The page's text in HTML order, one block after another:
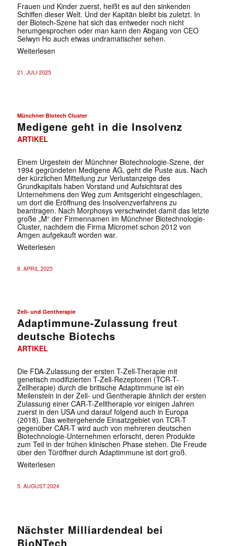
Frauen und Kinder zuerst, heißt es auf den sinkenden
Schiffen dieser Welt. Und der Kapitän bleibt bis zuletzt. In
der Biotech-Szene hat sich das entweder noch nicht
herumgesprochen oder man kann den Abgang von CEO
Selwyn Ho auch etwas undramatischer sehen.
Weiterlesen
21. JULI 2025
Münchner Biotech Cluster
Medigene geht in die Insolvenz
ARTIKEL
Einem Urgestein der Münchner Biotechnologie-Szene, der
1994 gegründeten Medigene AG, geht die Puste aus. Nach
der kürzlichen Mitteilung zur Verlustanzeige des
Grundkapitals haben Vorstand und Aufsichtsrat des
Unternehmens den Weg zum Amtsgericht eingeschlagen,
um dort die Eröffnung des Insolvenzverfahrens zu
beantragen. Nach Morphosys verschwindet damit das letzte
große „M“ der Firmennamen im Münchner Biotechnologie-
Cluster, nachdem die Firma Micromet schon 2012 von
Amgen aufgekauft worden war.
Weiterlesen
8. APRIL 2025
Zell- und Gentherapie
Adaptimmune-Zulassung freut
deutsche Biotechs
ARTIKEL
Die FDA-Zulassung der ersten T-Zell-Therapie mit
genetisch modifizierten T-Zell-Rezeptoren (TCR-T-
Zellherapie) durch die britische Adaptimmune ist ein
Meilenstein in der Zell- und Gentherapie ähnlich der ersten
Zulassung einer CAR-T-Zelltherapie vor einigen Jahren
zuerst in den USA und darauf folgend auch in Europa
(2018). Das weitergehende Einsatzgebiet von TCR-T
gegenüber CAR-T wird auch von mehreren deutschen
Biotechnologie-Unternehmen erforscht, deren Produkte
zum Teil in der frühen klinischen Phase stehen. Die Freude
über den Türöffner durch Adaptimmune ist dort groß.
Weiterlesen
5. AUGUST 2024
Nächster Milliardendeal bei
BioNTech